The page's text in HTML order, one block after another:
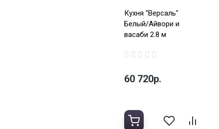
Кухня "Версаль"
Белый/Айвори и
васаби 2.8 м
60 720р.